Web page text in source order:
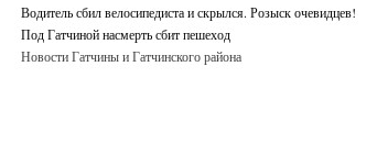
Водитель сбил велосипедиста и скрылся. Розыск очевидцев!
Под Гатчиной насмерть сбит пешеход
Новости Гатчины и Гатчинского района